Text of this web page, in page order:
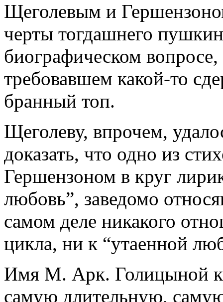
Щеголевым и
черты тогдашнего
биографическом
требовавшем какой-то
бранный топ.
Щеголеву, впрочем,
доказать, что одно из
Гершензоном в круг
любовь”, заведомо
самом деле никакого
цикла, ни к “утаенной
Имя М. Арк. Голицыной
самую длительную,